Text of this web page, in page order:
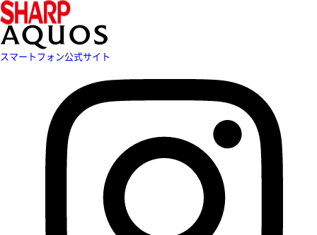
スマートフォン公式サイト